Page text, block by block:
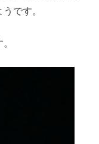
です。